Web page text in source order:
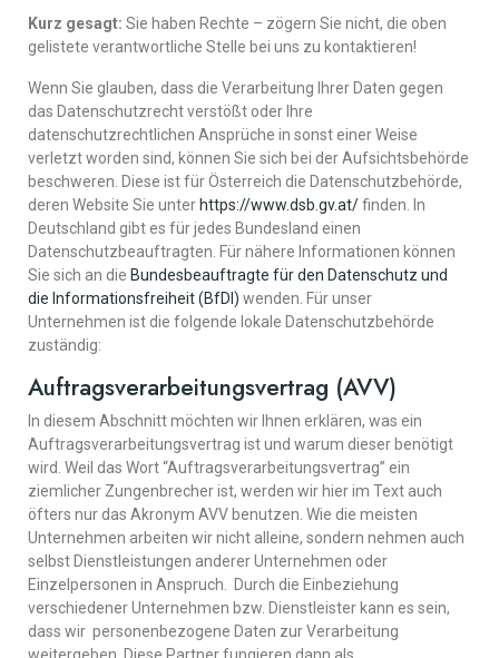
Kurz gesagt: Sie haben Rechte – zögern Sie nicht, die oben
gelistete verantwortliche Stelle bei uns zu kontaktieren!
Wenn Sie glauben, dass die Verarbeitung Ihrer Daten gegen
das Datenschutzrecht verstößt oder Ihre
datenschutzrechtlichen Ansprüche in sonst einer Weise
verletzt worden sind, können Sie sich bei der Aufsichtsbehörde
beschweren. Diese ist für Österreich die Datenschutzbehörde,
deren Website Sie unter https://www.dsb.gv.at/finden. In
Deutschland gibt es für jedes Bundesland einen
Datenschutzbeauftragten. Für nähere Informationen können
Sie sich an die Bundesbeauftragte für den Datenschutz und
die Informationsfreiheit (BfDI) wenden. Für unser
Unternehmen ist die folgende lokale Datenschutzbehörde
zuständig:
Auftragsverarbeitungsvertrag (AVV)
In diesem Abschnitt möchten wir Ihnen erklären, was ein
Auftragsverarbeitungsvertrag ist und warum dieser benötigt
wird. Weil das Wort “Auftragsverarbeitungsvertrag” ein
ziemlicher Zungenbrecher ist, werden wir hier im Text auch
öfters nur das Akronym AVV benutzen. Wie die meisten
Unternehmen arbeiten wir nicht alleine, sondern nehmen auch
selbst Dienstleistungen anderer Unternehmen oder
Einzelpersonen in Anspruch. Durch die Einbeziehung
verschiedener Unternehmen bzw. Dienstleister kann es sein,
dass wir personenbezogene Daten zur Verarbeitung